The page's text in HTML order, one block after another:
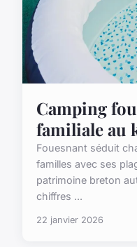
Camping
familiale au
Fouesnant séduit
familles avec ses
patrimoine breton
chiffres ...
22 janvier 2026